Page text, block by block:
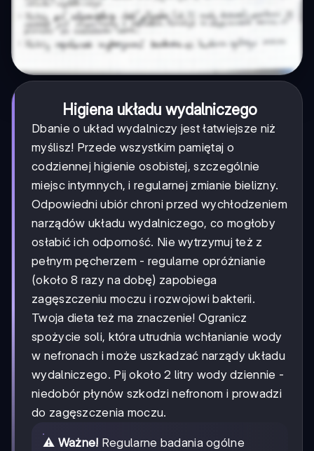
Higiena układu wydalniczego
Dbanie o układ wydalniczy jest łatwiejsze niż
myślisz! Przede wszystkim pamiętaj o
codziennej higienie osobistej, szczególnie
miejsc intymnych, i regularnej zmianie bielizny.
Odpowiedni ubiór chroni przed wychłodzeniem
narządów układu wydalniczego, co mogłoby
osłabić ich odporność. Nie wytrzymuj też z
pełnym pęcherzem - regularne opróżnianie
(około 8 razy na dobę) zapobiega
zagęszczeniu moczu i rozwojowi bakterii.
Twoja dieta też ma znaczenie! Ogranicz
spożycie soli, która utrudnia wchłanianie wody
w nefronach i może uszkadzać narządy układu
wydalniczego. Pij około 2 litry wody dziennie -
niedobór płynów szkodzi nefronom i prowadzi
do zagęszczenia moczu.
⚠️ Ważne! Regularne badania ogólne